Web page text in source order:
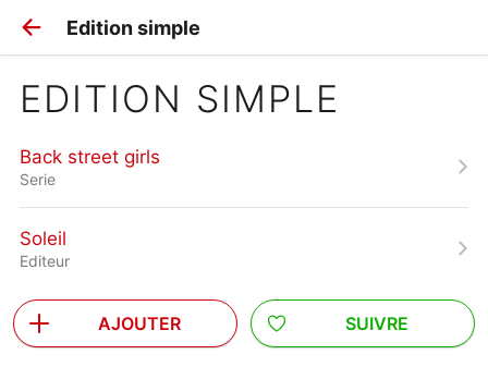
Edition simple
EDITION SIMPLE
Back street girls
Serie
Soleil
Editeur
AJOUTER SUIVRE